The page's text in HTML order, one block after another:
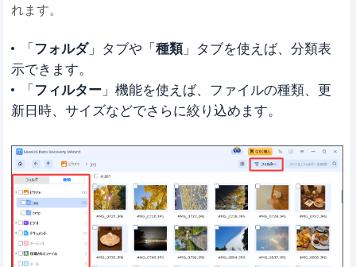
れます。
「フォルダ」タブや「種類」タブを使えば、分類表
示できます。
「フィルター」機能を使えば、ファイルの種類、更
新日時、サイズなどでさらに絞り込めます。